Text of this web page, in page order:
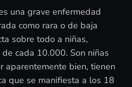
una grave enfermedad
como rara o de baja
sobre todo a niñas,
cada 10.000. Son niñas
aparentemente bien, tienen
que se manifiesta a los 18